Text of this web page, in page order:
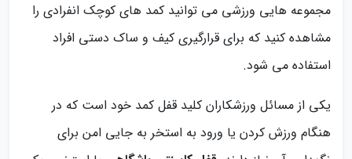
مجموعه هایی ورزشی می توانید کمد های کوچک انفرادی را
مشاهده کنید که برای قرارگیری کیف و ساک دستی افراد
استفاده می شود.
یکی از مسائل ورزشکاران کلید قفل کمد خود است که در
هنگام ورزش کردن یا ورود به استخر به جایی امن برای